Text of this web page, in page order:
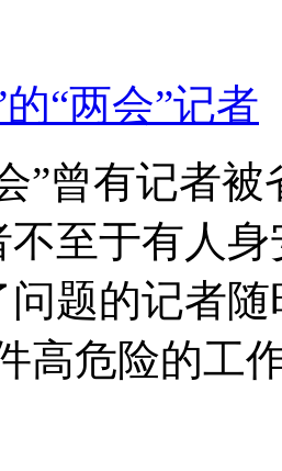
“两会”记者
”曾有记者
至于有人
问题的记者
高危险的工